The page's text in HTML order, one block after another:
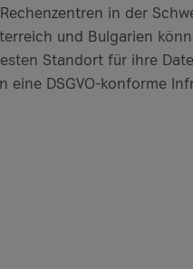
in der
und Bulgarien
Standort für ihre
eine DSGVO-konforme